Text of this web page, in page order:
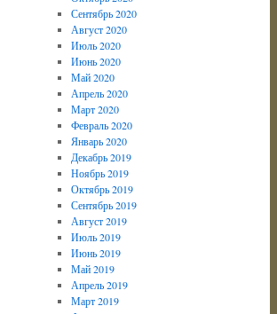
Сентябрь 2020
Август 2020
Июль 2020
Июнь 2020
Май 2020
Апрель 2020
Март 2020
Февраль 2020
Январь 2020
Декабрь 2019
Ноябрь 2019
Октябрь 2019
Сентябрь 2019
Август 2019
Июль 2019
Июнь 2019
Май 2019
Апрель 2019
Март 2019